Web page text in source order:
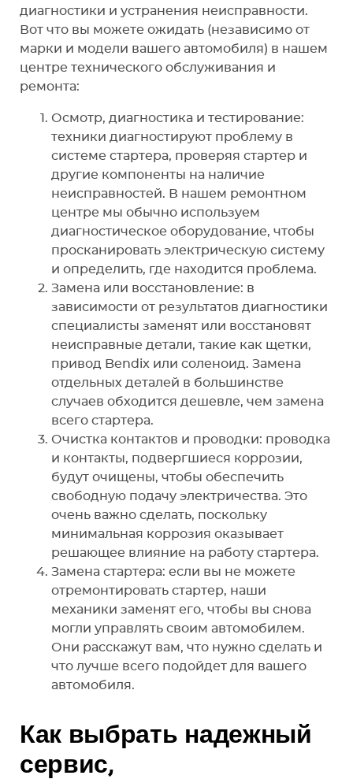
диагностики и устранения неисправности.
Вот что вы можете ожидать (независимо от
марки и модели вашего автомобиля) в нашем
центре технического обслуживания и
ремонта:
Осмотр, диагностика и тестирование:
техники диагностируют проблему в
системе стартера, проверяя стартер и
другие компоненты на наличие
неисправностей. В нашем ремонтном
центре мы обычно используем
диагностическое оборудование, чтобы
просканировать электрическую систему
и определить, где находится проблема.
Замена или восстановление: в
зависимости от результатов диагностики
специалисты заменят или восстановят
неисправные детали, такие как щетки,
привод Bendix или соленоид. Замена
отдельных деталей в большинстве
случаев обходится дешевле, чем замена
всего стартера.
Очистка контактов и проводки: проводка
и контакты, подвергшиеся коррозии,
будут очищены, чтобы обеспечить
свободную подачу электричества. Это
очень важно сделать, поскольку
минимальная коррозия оказывает
решающее влияние на работу стартера.
Замена стартера: если вы не можете
отремонтировать стартер, наши
механики заменят его, чтобы вы снова
могли управлять своим автомобилем.
Они расскажут вам, что нужно сделать и
что лучше всего подойдет для вашего
автомобиля.
Как выбрать надежный
сервис,